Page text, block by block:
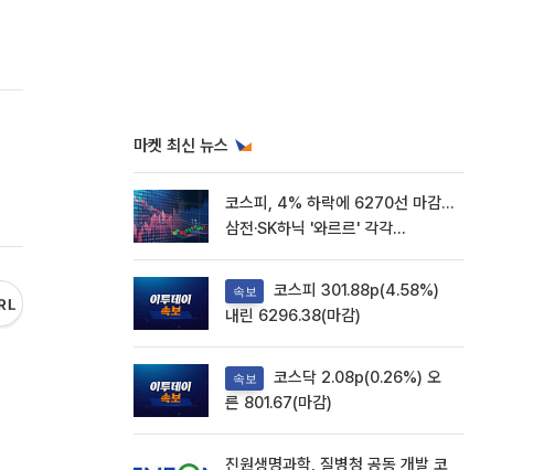
마켓 최신 뉴스
코스피, 4% 하락에 6270선 마감…
삼전·SK하닉 '와르르' 각각
속보
내린 6296.38(마감)
속보
른 801.67(마감)
진원생명과학, 질병청 공동 개발 코